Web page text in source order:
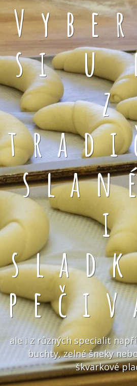
si u
z
i
ale i z různých specialit
buchty, zelné šneky
škvarkové